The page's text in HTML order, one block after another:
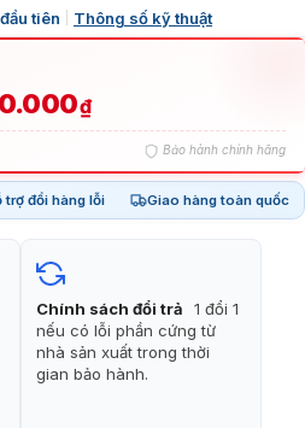
tiên Thông số kỹ thuật
₫
Bảo hành chính hãng
trợ đổi hàng lỗi Giao hàng toàn quốc
Chính sách đổi trả
1 đổi 1
nếu có lỗi phần cứng từ
nhà sản xuất trong thời
gian bảo hành.